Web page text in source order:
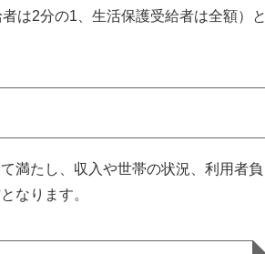
は2分の1、生活保護受給者は全額）と
満たし、収入や世帯の状況、利用者負
なります。